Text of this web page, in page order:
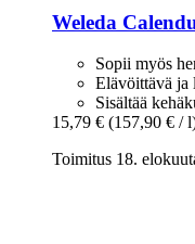
Weleda
Sopii myös
Elävöittävä ja
Sisältää
15,79 € (157,90 € /
Toimitus 18.